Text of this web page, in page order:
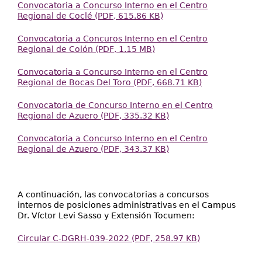
Convocatoria a Concurso Interno en el Centro
Regional de Coclé (PDF, 615.86 KB)
Convocatoria a Concuros Interno en el Centro
Regional de Colón (PDF, 1.15 MB)
Convocatoria a Concurso Interno en el Centro
Regional de Bocas Del Toro (PDF, 668.71 KB)
Convocatoria de Concurso Interno en el Centro
Regional de Azuero (PDF, 335.32 KB)
Convocatoria a Concurso Interno en el Centro
Regional de Azuero (PDF, 343.37 KB)
A continuación, las convocatorias a concursos
internos de posiciones administrativas en el Campus
Dr. Víctor Levi Sasso y Extensión Tocumen:
Circular C-DGRH-039-2022 (PDF, 258.97 KB)